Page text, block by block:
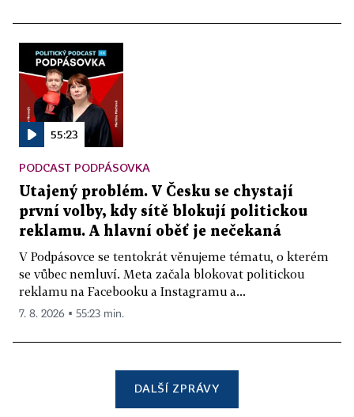
55:23
PODCAST PODPÁSOVKA
Utajený problém. V Česku se chystají
první volby, kdy sítě blokují politickou
reklamu. A hlavní oběť je nečekaná
V Podpásovce se tentokrát věnujeme tématu, o kterém
se vůbec nemluví. Meta začala blokovat politickou
reklamu na Facebooku a Instagramu a...
7. 8. 2026 ▪ 55:23 min.
DALŠÍ ZPRÁVY